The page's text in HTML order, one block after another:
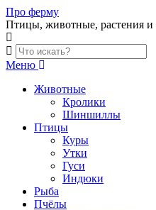
Skip
to
content
Про ферму
Птицы, животные, растения и
Меню
Животные
Кролики
Шиншиллы
Птицы
Куры
Утки
Гуси
Индюки
Рыба
Пчёлы